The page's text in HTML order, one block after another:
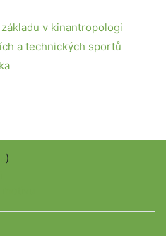
v kinantropologi
a technických sportů
)